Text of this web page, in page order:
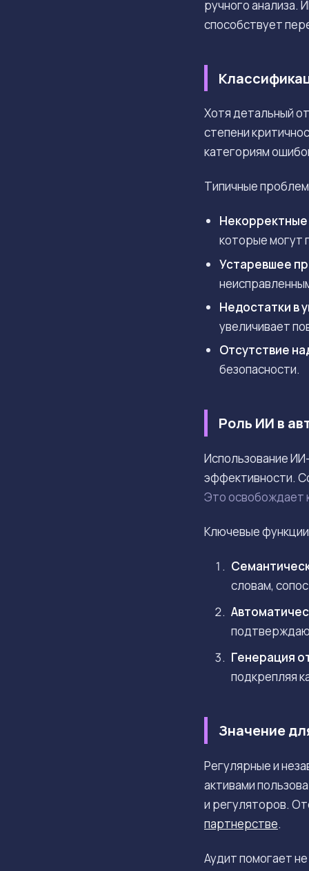
ручного
способствует
Хотя детальный
степени
категориям
Типичные
которые могут
Устаревшее
Недостатки в
увеличивает
Отсутствие
безопасности.
Роль ИИ в
Использование
эффективности.
Это освобождает
Ключевые
словам,
Генерация
подкрепляя
Значение
Регулярные и
активами
и регуляторов.
партнерстве.
Аудит помогает